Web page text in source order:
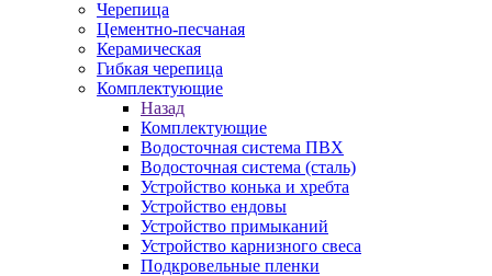
Черепица
Цементно-песчаная
Керамическая
Гибкая черепица
Комплектующие
Назад
Комплектующие
Водосточная система ПВХ
Водосточная система (сталь)
Устройство конька и хребта
Устройство ендовы
Устройство примыканий
Устройство карнизного свеса
Подкровельные пленки